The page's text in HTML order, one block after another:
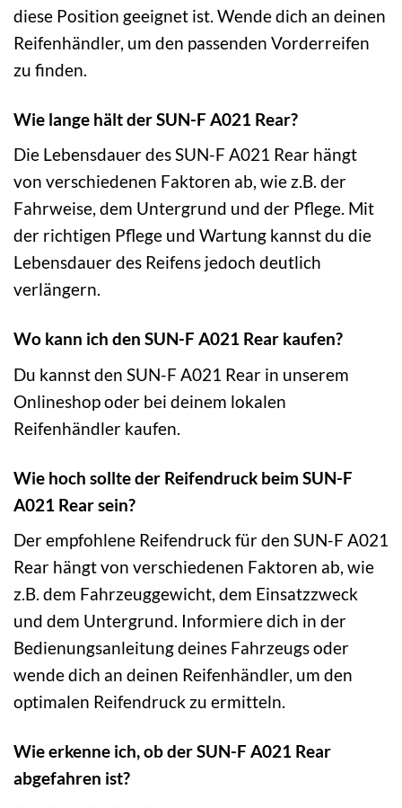
diese Position geeignet ist. Wende dich an deinen
Reifenhändler, um den passenden Vorderreifen
zu finden.
Wie lange hält der SUN-F A021 Rear?
Die Lebensdauer des SUN-F A021 Rear hängt
von verschiedenen Faktoren ab, wie z.B. der
Fahrweise, dem Untergrund und der Pflege. Mit
der richtigen Pflege und Wartung kannst du die
Lebensdauer des Reifens jedoch deutlich
verlängern.
Wo kann ich den SUN-F A021 Rear kaufen?
Du kannst den SUN-F A021 Rear in unserem
Onlineshop oder bei deinem lokalen
Reifenhändler kaufen.
Wie hoch sollte der Reifendruck beim SUN-F
A021 Rear sein?
Der empfohlene Reifendruck für den SUN-F A021
Rear hängt von verschiedenen Faktoren ab, wie
z.B. dem Fahrzeuggewicht, dem Einsatzzweck
und dem Untergrund. Informiere dich in der
Bedienungsanleitung deines Fahrzeugs oder
wende dich an deinen Reifenhändler, um den
optimalen Reifendruck zu ermitteln.
Wie erkenne ich, ob der SUN-F A021 Rear
abgefahren ist?